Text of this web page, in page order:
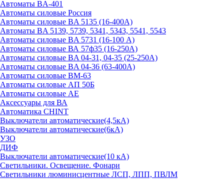
Автоматы BA-401
Автоматы силовые Россия
Автоматы силовые BA 5135 (16-400А)
Автоматы BA 5139, 5739, 5341, 5343, 5541, 5543
Автоматы силовые BA 5731 (16-100 А)
Автоматы силовые ВА 57ф35 (16-250А)
Автоматы силовые BA 04-31, 04-35 (25-250А)
Автоматы силовые BA 04-36 (63-400А)
Автоматы силовые ВМ-63
Автоматы силовые АП 50Б
Автоматы силовые АЕ
Аксессуары для ВА
Автоматика CHINT
Выключатели автоматические(4,5кА)
Выключатели автоматические(6кА)
УЗО
ДИФ
Выключатели автоматические(10 кА)
Светильники. Освещение. Фонари
Светильники люминисцентные ЛСП, ЛПП, ПВЛМ